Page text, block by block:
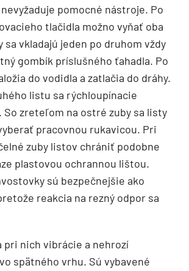
pomocné nástroje. Po
tlačidla možno vyňať oba
sa vkladajú jeden po druhom vždy
gombík príslušného ťahadla. Po
do vodidla a zatlačia do dráhy.
listu sa rýchloupínacie
zreteľom na ostré zuby sa listy
pracovnou rukavicou. Pri
zuby listov chrániť podobne
plastovou ochrannou lištou.
sú bezpečnejšie ako
reakcia na rezný odpor sa
pri nich vibrácie a nehrozí
spätného vrhu. Sú vybavené